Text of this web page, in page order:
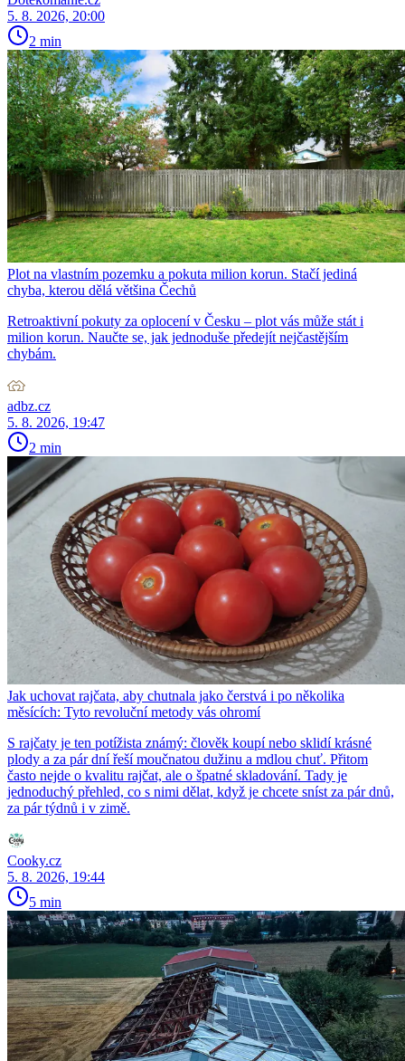
5. 8. 2026, 20:00
2 min
Plot na vlastním pozemku a pokuta milion korun. Stačí jediná
chyba, kterou dělá většina Čechů
Retroaktivní pokuty za oplocení v Česku – plot vás může stát i
milion korun. Naučte se, jak jednoduše předejít nejčastějším
chybám.
adbz.cz
5. 8. 2026, 19:47
2 min
Jak uchovat rajčata, aby chutnala jako čerstvá i po několika
měsících: Tyto revoluční metody vás ohromí
S rajčaty je ten potížista známý: člověk koupí nebo sklidí krásné
plody a za pár dní řeší moučnatou dužinu a mdlou chuť. Přitom
často nejde o kvalitu rajčat, ale o špatné skladování. Tady je
jednoduchý přehled, co s nimi dělat, když je chcete sníst za pár dnů,
za pár týdnů i v zimě.
Cooky.cz
5. 8. 2026, 19:44
5 min